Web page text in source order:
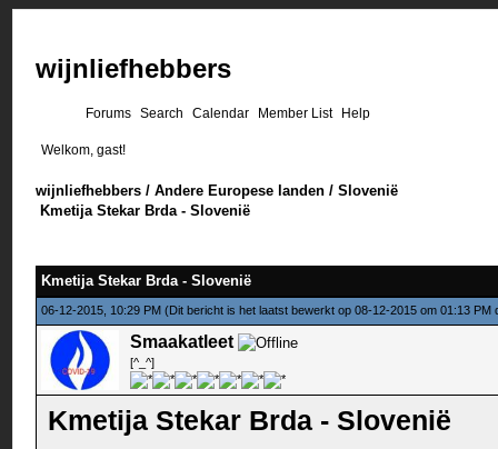
wijnliefhebbers
Forums Search Calendar Member List Help
Welkom, gast!
wijnliefhebbers /Andere Europese landen /Slovenië
Kmetija Stekar Brda - Slovenië
Kmetija Stekar Brda - Slovenië
06-12-2015, 10:29 PM(Dit bericht is het laatst bewerkt op 08-12-2015 om 01:13 PM
Smaakatleet
[^_^]
Kmetija Stekar Brda - Slovenië